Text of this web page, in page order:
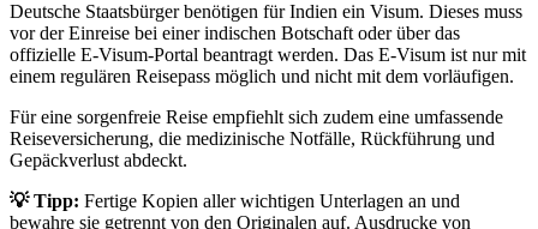
Deutsche Staatsbürger benötigen für Indien ein Visum. Dieses muss
vor der Einreise bei einer indischen Botschaft oder über das
offizielle E-Visum-Portal beantragt werden. Das E-Visum ist nur mit
einem regulären Reisepass möglich und nicht mit dem vorläufigen.
Für eine sorgenfreie Reise empfiehlt sich zudem eine umfassende
Reiseversicherung, die medizinische Notfälle, Rückführung und
Gepäckverlust abdeckt.
💡 Tipp: Fertige Kopien aller wichtigen Unterlagen an und
bewahre sie getrennt von den Originalen auf. Ausdrucke von